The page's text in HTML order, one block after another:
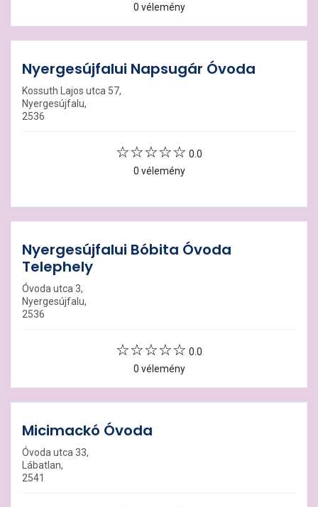
0 vélemény
Nyergesújfalui Napsugár Óvoda
Kossuth Lajos utca 57,
Nyergesújfalu,
2536
0.0
0 vélemény
Nyergesújfalui Bóbita Óvoda
Telephely
Óvoda utca 3,
Nyergesújfalu,
2536
0.0
0 vélemény
Micimackó Óvoda
Óvoda utca 33,
Lábatlan,
2541